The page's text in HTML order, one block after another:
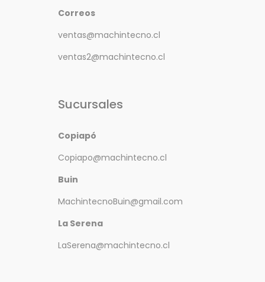
Correos
ventas@machintecno.cl
ventas2@machintecno.cl
Sucursales
Copiapó
Copiapo@machintecno.cl
Buin
MachintecnoBuin@gmail.com
La Serena
LaSerena@machintecno.cl